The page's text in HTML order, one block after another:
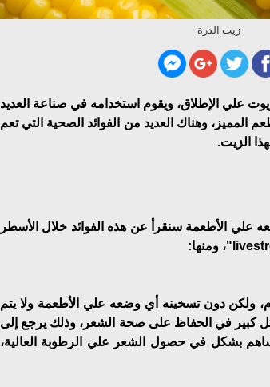
زيت الدرة
علي الإطلاق، ويقوم استخدامه في صناعة العديد
المميز، وهناك العديد من الفوائد الصحية التي تعم
الزيت.
علي الأطعمة سنقرأ عن هذه الفوائد خلال الأسطر
ولكن دون تسخينه أي وضعه علي الأطعمة ولا يتم
كبير في الحفاظ على صحة الشعر، وذلك يرجع إلى
الأوميجا3 التي تساهم بشكل في حصول الشعر علي الرطوبة العالية،